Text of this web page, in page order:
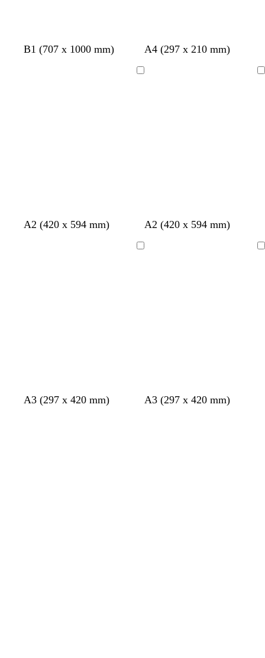
B1 (707 x 1000 mm) A4 (297 x 210 mm)
A2 (420 x 594 mm)
t
r
a
u
A2 (420 x 594 mm)
A3 (297 x 420 mm)
A3 (297 x 420 mm)